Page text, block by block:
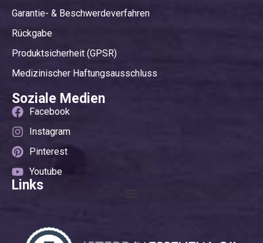
Garantie- & Beschwerdeverfahren
Rückgabe
Produktsicherheit (GPSR)
Medizinischer Haftungsausschluss
Soziale Medien
Facebook
Instagram
Pinterest
Youtube
Links